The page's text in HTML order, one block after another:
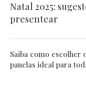
Natal 2025:
presentear
Saiba como escolher
panelas ideal para